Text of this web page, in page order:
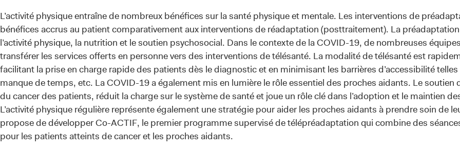
L’activité physique entraîne de nombreux bénéfices sur la santé physique et mentale. Les interventions de
bénéfices accrus au patient comparativement aux interventions de réadaptation (posttraitement). La
l’activité physique, la nutrition et le soutien psychosocial. Dans le contexte de la COVID-19, de nombreuses
transférer les services offerts en personne vers des interventions de télésanté. La modalité de télésanté est
facilitant la prise en charge rapide des patients dès le diagnostic et en minimisant les barrières d’accessibilité
manque de temps, etc. La COVID-19 a également mis en lumière le rôle essentiel des proches aidants. Le
du cancer des patients, réduit la charge sur le système de santé et joue un rôle clé dans l’adoption et le maintien
L’activité physique régulière représente également une stratégie pour aider les proches aidants à prendre soin de
propose de développer Co-ACTIF, le premier programme supervisé de télépréadaptation qui combine des
pour les patients atteints de cancer et les proches aidants.